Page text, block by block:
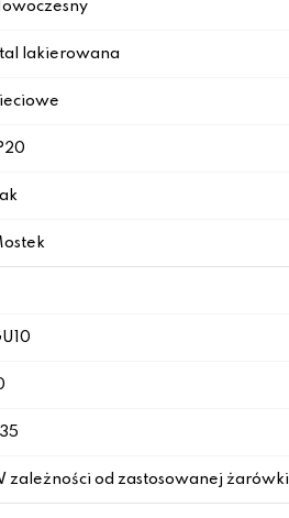
lakierowana
zależności od zastosowanej żarówki